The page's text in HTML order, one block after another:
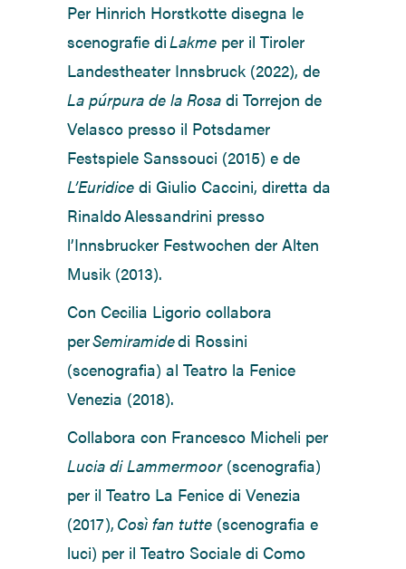
Per Hinrich Horstkotte disegna le
scenografie diLakme per il Tiroler
Landestheater Innsbruck (2022), de
La púrpura de la Rosa di Torrejon de
Velasco presso il Potsdamer
Festspiele Sanssouci (2015) e de
L’Euridice di Giulio Caccini, diretta da
Rinaldo Alessandrini presso
l’Innsbrucker Festwochen der Alten
Musik (2013).
Con Cecilia Ligorio collabora
perSemiramidedi Rossini
(scenografia) al Teatro la Fenice
Venezia (2018).
Collabora con Francesco Micheli per
Lucia di Lammermoor(scenografia)
per il Teatro La Fenice di Venezia
(2017), Così fan tutte (scenografia e
luci) per il Teatro Sociale di Como